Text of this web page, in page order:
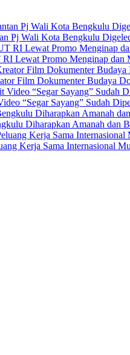
Pj Wali Kota Bengkulu
Lewat Promo Menginap dan
Film Dokumenter Budaya
“Segar Sayang” Sudah
Diharapkan Amanah dan
Kerja Sama Internasional